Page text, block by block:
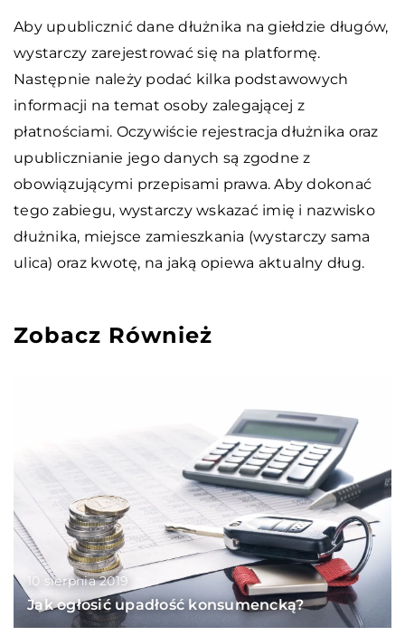
Aby upublicznić dane dłużnika na giełdzie długów,
wystarczy zarejestrować się na platformę.
Następnie należy podać kilka podstawowych
informacji na temat osoby zalegającej z
płatnościami. Oczywiście rejestracja dłużnika oraz
upublicznianie jego danych są zgodne z
obowiązującymi przepisami prawa. Aby dokonać
tego zabiegu, wystarczy wskazać imię i nazwisko
dłużnika, miejsce zamieszkania (wystarczy sama
ulica) oraz kwotę, na jaką opiewa aktualny dług.
Zobacz Również
10 sierpnia 2019
Jak ogłosić upadłość konsumencką?